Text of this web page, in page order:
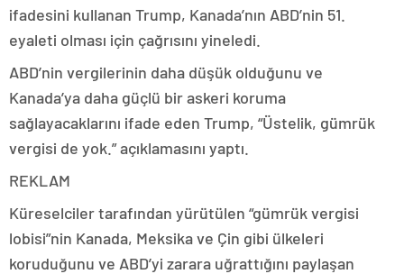
ifadesini kullanan Trump, Kanada’nın ABD’nin 51.
eyaleti olması için çağrısını yineledi.
ABD’nin vergilerinin daha düşük olduğunu ve
Kanada’ya daha güçlü bir askeri koruma
sağlayacaklarını ifade eden Trump, “Üstelik, gümrük
vergisi de yok.” açıklamasını yaptı.
REKLAM
Küreselciler tarafından yürütülen “gümrük vergisi
lobisi”nin Kanada, Meksika ve Çin gibi ülkeleri
koruduğunu ve ABD’yi zarara uğrattığını paylaşan